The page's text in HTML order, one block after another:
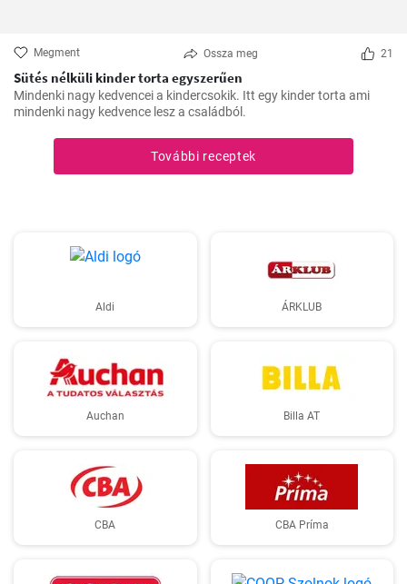
Megment Ossza meg 21
Sütés nélküli kinder torta egyszerűen
Mindenki nagy kedvencei a kindercsokik. Itt egy kinder torta ami
mindenki nagy kedvence lesz a családból.
További receptek
Aldi ÁRKLUB
Auchan Billa AT
CBA CBA Príma